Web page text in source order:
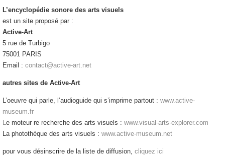
L’encyclopédie sonore des arts visuels
est un site proposé par :
Active-Art
5 rue de Turbigo
75001 PARIS
Email : contact@active-art.net
autres sites de Active-Art
L’oeuvre qui parle, l’audioguide qui s’imprime partout : www.active-
museum.fr
Le moteur re recherche des arts visuels : www.visual-arts-explorer.com
La photothèque des arts visuels : www.active-museum.net
pour vous désinscrire de la liste de diffusion, cliquez ici